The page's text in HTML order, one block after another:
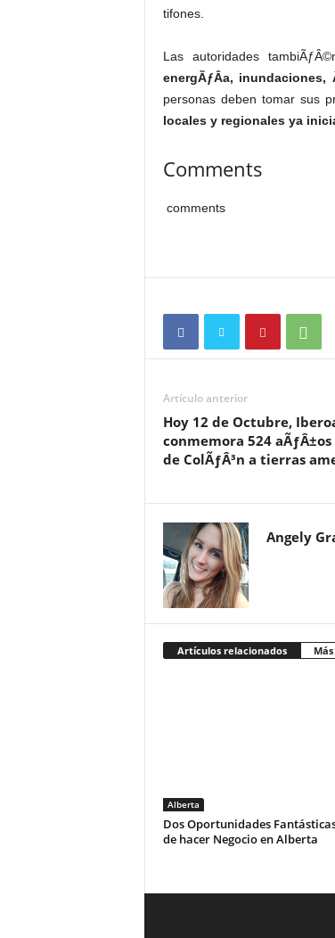
tifones.
Las autoridades
energÃƒÂ­a,
personas deben tomar sus
locales y regionales ya
Comments
comments
Artículo anterior
Hoy 12 de Octubre,
conmemora 524
de ColÃƒÂ³n a tierras
Angely
Artículos relacionados
Alberta
Dos Oportunidades
de hacer Negocio en Alberta